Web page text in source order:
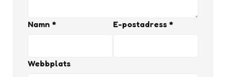
Namn * E-postadress *
Webbplats